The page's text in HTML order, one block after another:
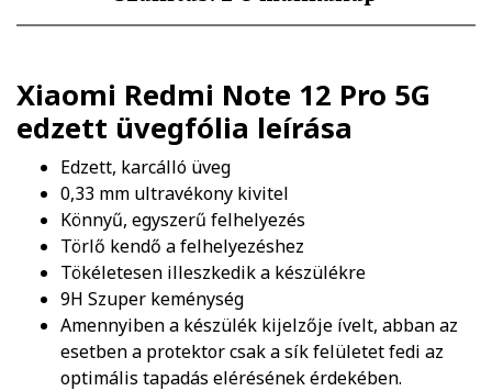
Xiaomi Redmi Note 12 Pro 5G
edzett üvegfólia leírása
Edzett, karcálló üveg
0,33 mm ultravékony kivitel
Könnyű, egyszerű felhelyezés
Törlő kendő a felhelyezéshez
Tökéletesen illeszkedik a készülékre
9H Szuper keménység
Amennyiben a készülék kijelzője ívelt, abban az
esetben a protektor csak a sík felületet fedi az
optimális tapadás elérésének érdekében.